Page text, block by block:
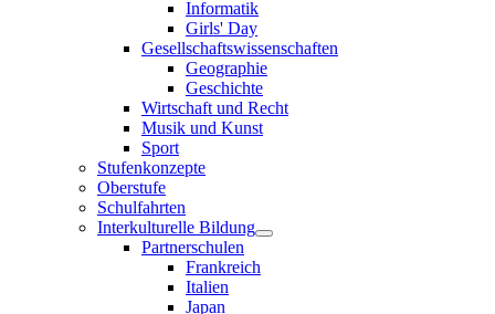
Informatik
Girls' Day
Gesellschaftswissenschaften
Geographie
Geschichte
Wirtschaft und Recht
Musik und Kunst
Sport
Stufenkonzepte
Oberstufe
Schulfahrten
Interkulturelle Bildung
Partnerschulen
Frankreich
Italien
Japan